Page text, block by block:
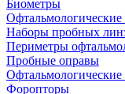
Биометры
Наборы пробных
Периметры
Пробные оправы
Форопторы